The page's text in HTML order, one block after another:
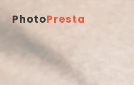
PhotoPresta